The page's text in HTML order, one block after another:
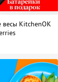
KitchenOK